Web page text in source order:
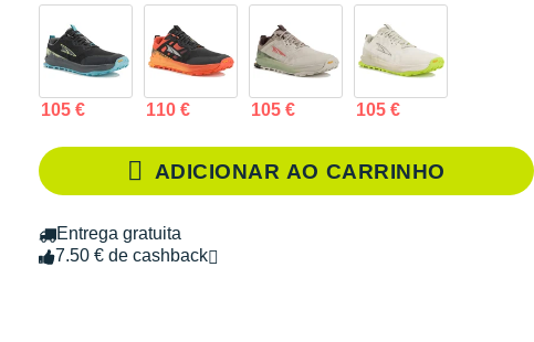
105 € 110 € 105 € 105 €
ADICIONAR AO CARRINHO
Entrega gratuita
7.50 € de cashback